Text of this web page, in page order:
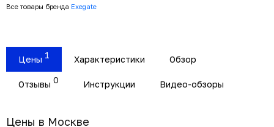
Все товары бренда Exegate
Цены 1 Характеристики Обзор
Отзывы 0 Инструкции Видео-обзоры
Цены в Москвe